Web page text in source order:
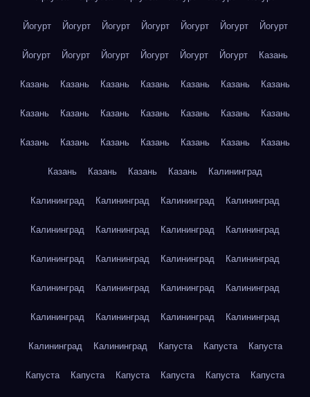
Йогурт Йогурт Йогурт Йогурт Йогурт Йогурт Йогурт
Йогурт Йогурт Йогурт Йогурт Йогурт Йогурт Казань
Казань Казань Казань Казань Казань Казань Казань
Казань Казань Казань Казань Казань Казань Казань
Казань Казань Казань Казань Казань Казань Казань
Казань Казань Казань Казань Калининград
Калининград Калининград Калининград Калининград
Калининград Калининград Калининград Калининград
Калининград Калининград Калининград Калининград
Калининград Калининград Калининград Калининград
Калининград Калининград Калининград Калининград
Калининград Калининград Капуста Капуста Капуста
Капуста Капуста Капуста Капуста Капуста Капуста